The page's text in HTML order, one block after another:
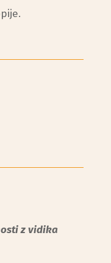
z vidika